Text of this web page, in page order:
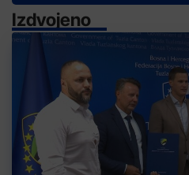
Izdvojeno